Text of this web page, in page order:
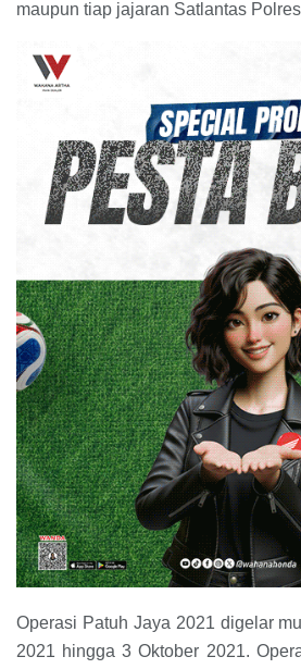
maupun tiap jajaran Satlantas
Operasi Patuh Jaya 2021 digelar
2021 hingga 3 Oktober 2021.